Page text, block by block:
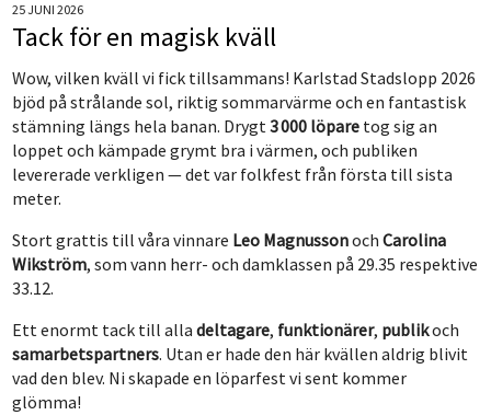
25 JUNI 2026
Tack för en magisk kväll
Wow, vilken kväll vi fick tillsammans! Karlstad Stadslopp 2026
bjöd på strålande sol, riktig sommarvärme och en fantastisk
stämning längs hela banan. Drygt3 000 löpare tog sig an
loppet och kämpade grymt bra i värmen, och publiken
levererade verkligen — det var folkfest från första till sista
meter.
Stort grattis till våra vinnare Leo MagnussonochCarolina
Wikström, som vann herr- och damklassen på 29.35 respektive
33.12.
Ett enormt tack till alladeltagare, funktionärer, publikoch
samarbetspartners. Utan er hade den här kvällen aldrig blivit
vad den blev. Ni skapade en löparfest vi sent kommer
glömma!